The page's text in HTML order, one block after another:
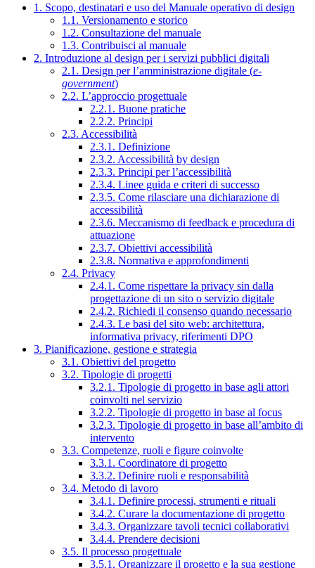
1. Scopo, destinatari e uso del Manuale operativo di design
1.1. Versionamento e storico
1.2. Consultazione del manuale
1.3. Contribuisci al manuale
2. Introduzione al design per i servizi pubblici digitali
2.1. Design per l’amministrazione digitale (e-
government)
2.2. L’approccio progettuale
2.2.1. Buone pratiche
2.2.2. Principi
2.3. Accessibilità
2.3.1. Definizione
2.3.2. Accessibilità by design
2.3.3. Principi per l’accessibilità
2.3.4. Linee guida e criteri di successo
2.3.5. Come rilasciare una dichiarazione di
accessibilità
2.3.6. Meccanismo di feedback e procedura di
attuazione
2.3.7. Obiettivi accessibilità
2.3.8. Normativa e approfondimenti
2.4. Privacy
2.4.1. Come rispettare la privacy sin dalla
progettazione di un sito o servizio digitale
2.4.2. Richiedi il consenso quando necessario
2.4.3. Le basi del sito web: architettura,
informativa privacy, riferimenti DPO
3. Pianificazione, gestione e strategia
3.1. Obiettivi del progetto
3.2. Tipologie di progetti
3.2.1. Tipologie di progetto in base agli attori
coinvolti nel servizio
3.2.2. Tipologie di progetto in base al focus
3.2.3. Tipologie di progetto in base all’ambito di
intervento
3.3. Competenze, ruoli e figure coinvolte
3.3.1. Coordinatore di progetto
3.3.2. Definire ruoli e responsabilità
3.4. Metodo di lavoro
3.4.1. Definire processi, strumenti e rituali
3.4.2. Curare la documentazione di progetto
3.4.3. Organizzare tavoli tecnici collaborativi
3.4.4. Prendere decisioni
3.5. Il processo progettuale
3.5.1. Organizzare il progetto e la sua gestione